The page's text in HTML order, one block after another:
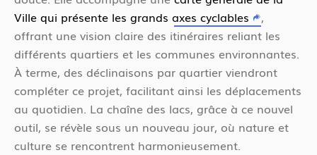
Ville qui présente les grands axes cyclables
,
offrant une vision claire des itinéraires reliant les
différents quartiers et les communes environnantes.
À terme, des déclinaisons par quartier viendront
compléter ce projet, facilitant ainsi les déplacements
au quotidien. La chaîne des lacs, grâce à ce nouvel
outil, se révèle sous un nouveau jour, où nature et
culture se rencontrent harmonieusement.